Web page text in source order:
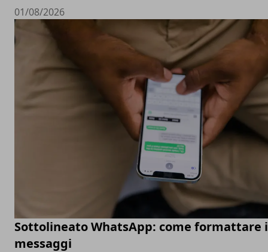
01/08/2026
Sottolineato WhatsApp: come formattare i
messaggi